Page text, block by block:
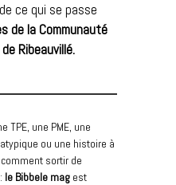
ce qui se passe
de la Communauté
Ribeauvillé.
TPE, une PME, une
ou une histoire à
sortir de
le Bibbele mag est